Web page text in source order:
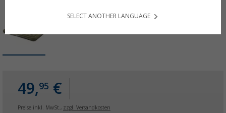
49,95 €
Preise inkl. MwSt., zzgl. Versandkosten
SELECT ANOTHER LANGUAGE